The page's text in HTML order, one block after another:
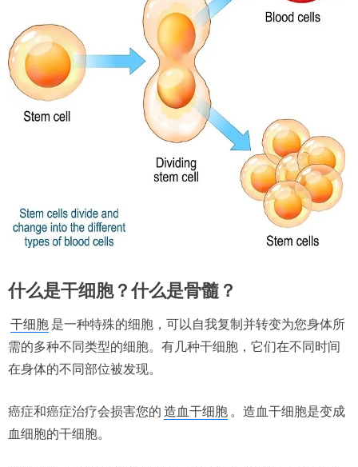
什么是干细胞？什么是骨髓？
干细胞 是一种特殊的细胞，可以自我复制并转变为您身体所
需的多种不同类型的细胞。有几种干细胞，它们在不同时间
在身体的不同部位被发现。
癌症和癌症治疗会损害您的 造血干细胞 。造血干细胞是变成
血细胞的干细胞。